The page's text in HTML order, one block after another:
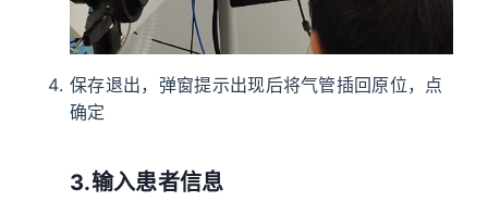
保存退出，弹窗提示出现后将气管插回原位，点
确定
3.输入患者信息